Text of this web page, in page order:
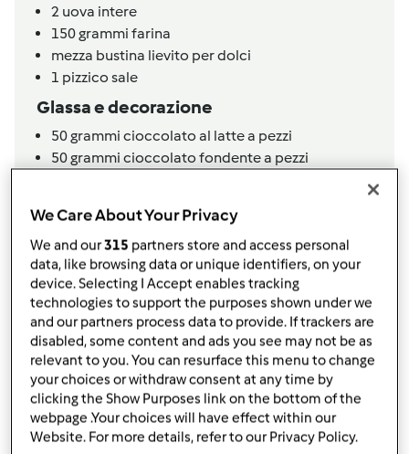
2 uova intere
150grammi farina
mezza bustina lievito per dolci
1 pizzico sale
Glassa e decorazione
50grammi cioccolato al latte a pezzi
50grammi cioccolato fondente a pezzi
Decorazione
granella di zucchero
Aggiungi alla lista della spesa
Accessori che ti serviranno
Spatola
acquista
We Care About Your Privacy
We and our315 partners store and access personal
data, like browsing data or unique identifiers, on your
device. Selecting I Accept enables tracking
technologies to support the purposes shown under we
and our partners process data to provide. If trackers are
disabled, some content and ads you see may not be as
relevant to you. You can resurface this menu to change
your choices or withdraw consent at any time by
clicking the Show Purposes link on the bottom of the
webpage .Your choices will have effect within our
Website. For more details, refer to our Privacy Policy.